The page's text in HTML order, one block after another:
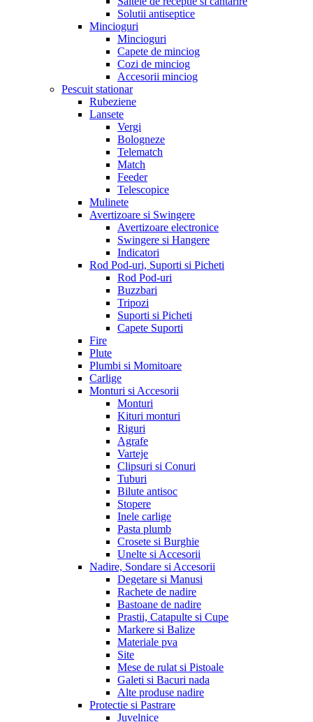
Solutii antiseptice
Mincioguri
Mincioguri
Capete de minciog
Cozi de minciog
Accesorii minciog
Pescuit stationar
Rubeziene
Lansete
Vergi
Bologneze
Telematch
Match
Feeder
Telescopice
Mulinete
Avertizoare si Swingere
Avertizoare electronice
Swingere si Hangere
Indicatori
Rod Pod-uri, Suporti si Picheti
Rod Pod-uri
Buzzbari
Tripozi
Suporti si Picheti
Capete Suporti
Fire
Plute
Plumbi si Momitoare
Carlige
Monturi si Accesorii
Monturi
Kituri monturi
Riguri
Agrafe
Varteje
Clipsuri si Conuri
Tuburi
Bilute antisoc
Stopere
Inele carlige
Pasta plumb
Crosete si Burghie
Unelte si Accesorii
Nadire, Sondare si Accesorii
Degetare si Manusi
Rachete de nadire
Bastoane de nadire
Prastii, Catapulte si Cupe
Markere si Balize
Materiale pva
Site
Mese de rulat si Pistoale
Galeti si Bacuri nada
Alte produse nadire
Protectie si Pastrare
Juvelnice